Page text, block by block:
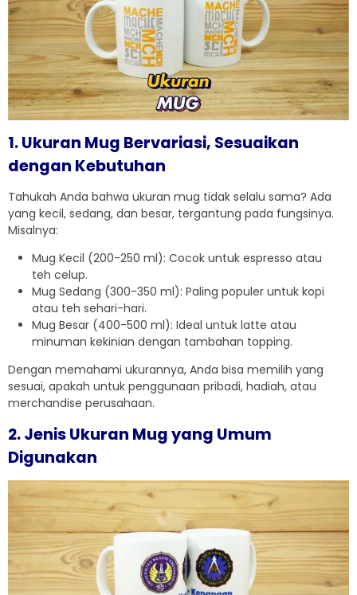
1. Ukuran Mug Bervariasi, Sesuaikan
dengan Kebutuhan
Tahukah Anda bahwa ukuran mug tidak selalu sama? Ada
yang kecil, sedang, dan besar, tergantung pada fungsinya.
Misalnya:
Mug Kecil (200-250 ml): Cocok untuk espresso atau
teh celup.
Mug Sedang (300-350 ml): Paling populer untuk kopi
atau teh sehari-hari.
Mug Besar (400-500 ml): Ideal untuk latte atau
minuman kekinian dengan tambahan topping.
Dengan memahami ukurannya, Anda bisa memilih yang
sesuai, apakah untuk penggunaan pribadi, hadiah, atau
merchandise perusahaan.
2. Jenis Ukuran Mug yang Umum
Digunakan